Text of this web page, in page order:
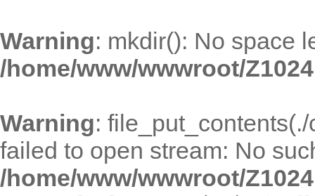
Warning: mkdir(): No space
/home/www/wwwroot/
Warning:
failed to open stream: No
/home/www/wwwroot/